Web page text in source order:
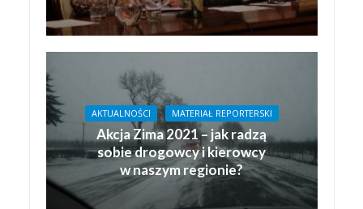
AKTUALNOŚCI MATERIAŁ REPORTERSKI
Akcja Zima 2021 – jak radzą
sobie drogowcy i kierowcy
w naszym regionie?